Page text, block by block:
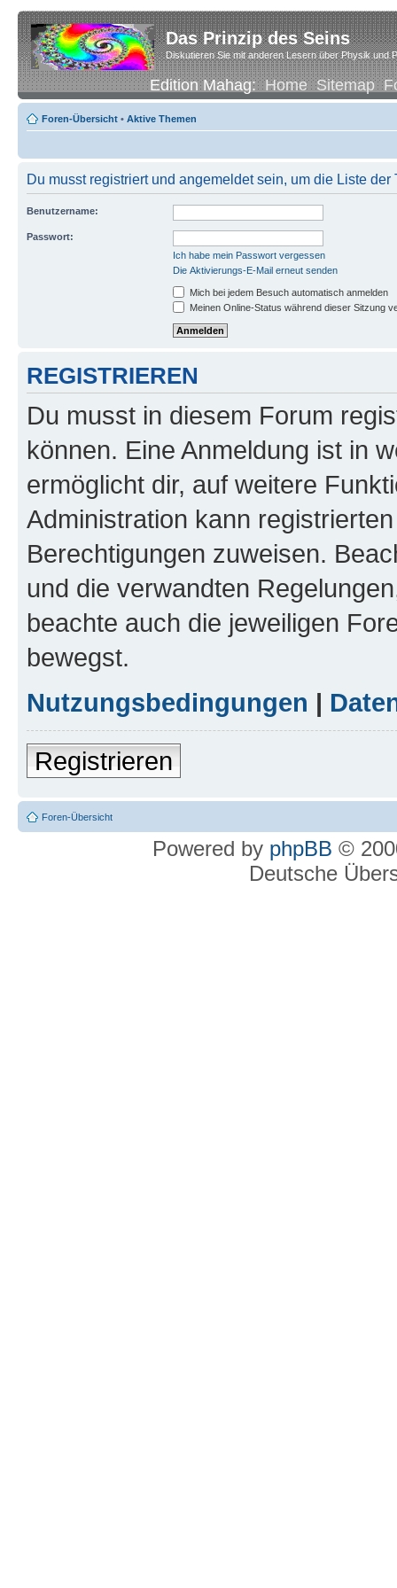
Das Prinzip des Seins
Diskutieren Sie mit anderen Lesern über Physik und
Edition Mahag:Home Sitemap
Foren-Übersicht • Aktive Themen
Du musst registriert und angemeldet sein, um die Liste
Benutzername:
Passwort:
Ich habe mein Passwort vergessen
Die Aktivierungs-E-Mail erneut senden
Mich bei jedem Besuch automatisch anmelden
Meinen Online-Status während dieser Sitzung
REGISTRIEREN
Du musst in diesem Forum
können. Eine Anmeldung ist in
ermöglicht dir, auf weitere
Administration kann
Berechtigungen zuweisen.
und die verwandten
beachte auch die jeweiligen
bewegst.
Nutzungsbedingungen |
Registrieren
Foren-Übersicht
Powered by phpBB ©
Deutsche